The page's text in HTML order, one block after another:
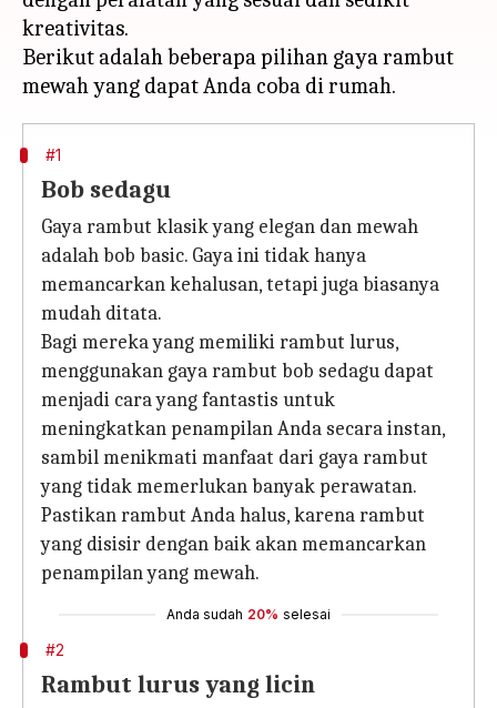
kreativitas.
Berikut adalah beberapa pilihan gaya rambut
#1
Bob sedagu
Gaya rambut klasik yang elegan dan mewah
adalah bob basic. Gaya ini tidak hanya
memancarkan kehalusan, tetapi juga biasanya
mudah ditata.
Bagi mereka yang memiliki rambut lurus,
menggunakan gaya rambut bob sedagu dapat
menjadi cara yang fantastis untuk
meningkatkan penampilan Anda secara instan,
sambil menikmati manfaat dari gaya rambut
yang tidak memerlukan banyak perawatan.
Pastikan rambut Anda halus, karena rambut
yang disisir dengan baik akan memancarkan
penampilan yang mewah.
Anda sudah 20% selesai
#2
Rambut lurus yang licin